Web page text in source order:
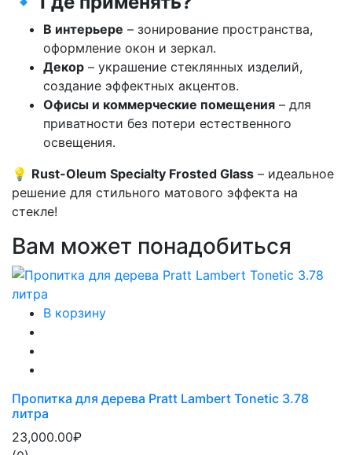
В интерьере – зонирование пространства,
оформление окон и зеркал.
Декор – украшение стеклянных изделий,
создание эффектных акцентов.
Офисы и коммерческие помещения – для
приватности без потери естественного
освещения.
💡 Rust-Oleum Specialty Frosted Glass – идеальное
решение для стильного матового эффекта на
стекле!
Вам может понадобиться
В корзину
Пропитка для дерева Pratt Lambert Tonetic 3.78
литра
23,000.00₽